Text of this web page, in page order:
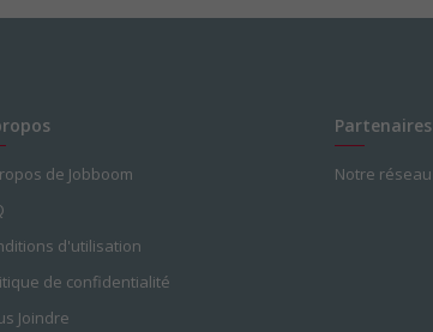
de Jobboom
d'utilisation
de confidentialité
Joindre
Partenaires
Notre